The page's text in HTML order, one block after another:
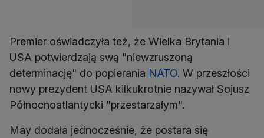
Premier oświadczyła też, że Wielka Brytania i
USA potwierdzają swą "niewzruszoną
determinację" do popierania NATO. W przeszłości
nowy prezydent USA kilkukrotnie nazywał Sojusz
Północnoatlantycki "przestarzałym".
May dodała jednocześnie, że postara się